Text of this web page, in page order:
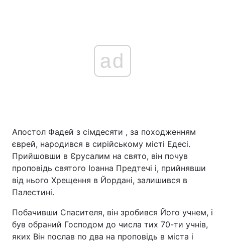
ad
Апостол Фадей з сімдесяти , за походженням
єврей, народився в сирійському місті Едесі.
Прийшовши в Єрусалим на свято, він почув
проповідь святого Іоанна Предтечі і, прийнявши
від нього Хрещення в Йордані, залишився в
Палестині.
Побачивши Спасителя, він зробився Його учнем, і
був обраний Господом до числа тих 70-ти учнів,
яких Він послав по два на проповідь в міста і